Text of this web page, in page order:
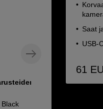
Saat
USB-
61